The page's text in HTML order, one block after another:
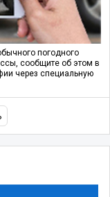
погодного
сообщите об этом в
через специальную